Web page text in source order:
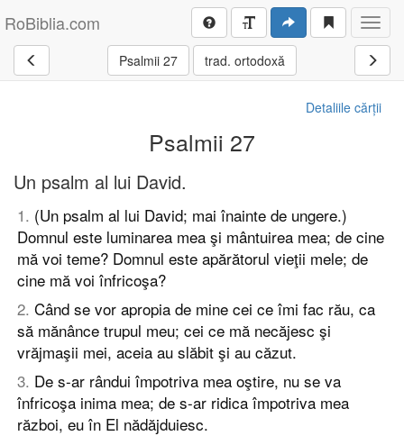
RoBiblia.com
Psalmii 27 trad. ortodoxă
Detaliile cărții
Psalmii 27
Un psalm al lui David.
1. (Un psalm al lui David; mai înainte de ungere.)
Domnul este luminarea mea şi mântuirea mea; de cine
mă voi teme? Domnul este apărătorul vieţii mele; de
cine mă voi înfricoşa?
2. Când se vor apropia de mine cei ce îmi fac rău, ca
să mănânce trupul meu; cei ce mă necăjesc şi
vrăjmaşii mei, aceia au slăbit şi au căzut.
3. De s-ar rândui împotriva mea oştire, nu se va
înfricoşa inima mea; de s-ar ridica împotriva mea
război, eu în El nădăjduiesc.